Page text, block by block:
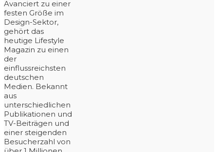
Avanciert zu einer
festen Größe im
Design-Sektor,
gehört das
heutige Lifestyle
Magazin zu einen
der
einflussreichsten
deutschen
Medien. Bekannt
aus
unterschiedlichen
Publikationen und
TV-Beiträgen und
einer steigenden
Besucherzahl von